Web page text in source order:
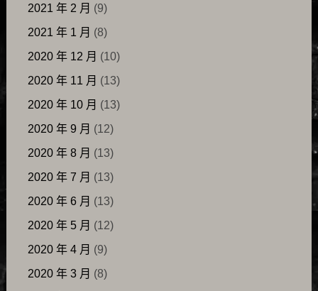
2021 年 2 月 (9)
2021 年 1 月 (8)
2020 年 12 月 (10)
2020 年 11 月 (13)
2020 年 10 月 (13)
2020 年 9 月 (12)
2020 年 8 月 (13)
2020 年 7 月 (13)
2020 年 6 月 (13)
2020 年 5 月 (12)
2020 年 4 月 (9)
2020 年 3 月 (8)